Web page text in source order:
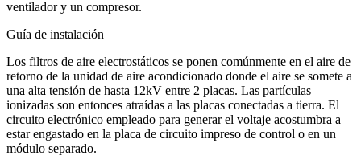
ventilador y un compresor.
Guía de instalación
Los filtros de aire electrostáticos se ponen comúnmente en el aire de
retorno de la unidad de aire acondicionado donde el aire se somete a
una alta tensión de hasta 12kV entre 2 placas. Las partículas
ionizadas son entonces atraídas a las placas conectadas a tierra. El
circuito electrónico empleado para generar el voltaje acostumbra a
estar engastado en la placa de circuito impreso de control o en un
módulo separado.